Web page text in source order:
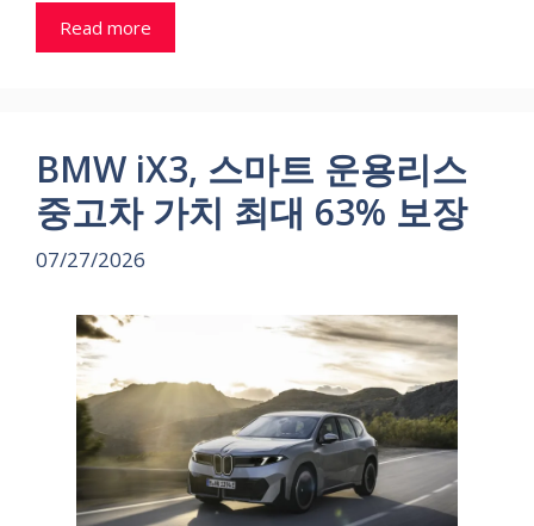
Read more
BMW iX3, 스마트 운용리스
중고차 가치 최대 63% 보장
07/27/2026